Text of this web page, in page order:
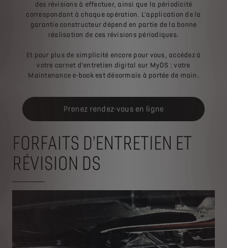
des révisions à effectuer, ainsi que la périodicité
correspondant à chaque opération. L'application de la
garantie constructeur dépend en partie de la bonne
réalisation de ces révisions périodiques.
Et pour plus de simplicité encore pour vous, accédez à
votre carnet d'entretien digital sur MyDS : votre
Maintenance e-book est désormais à portée de main.
Prenez rendez-vous en ligne
FORFAITS D'ENTRETIEN ET
RÉVISION DS